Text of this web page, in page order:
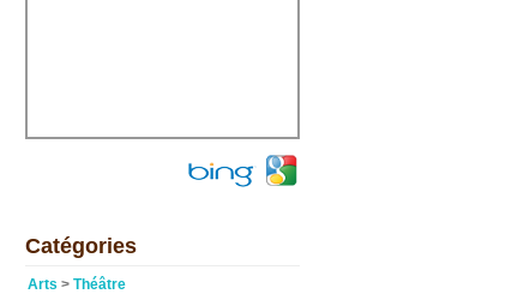
Catégories
Arts > Théâtre